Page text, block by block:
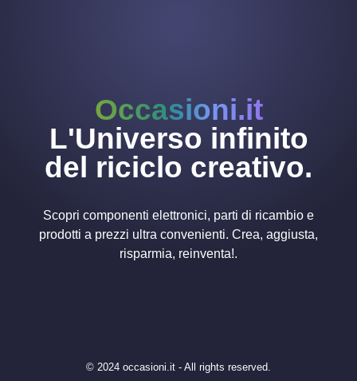
Occasioni.it
L'Universo infinito
del riciclo creativo.
Scopri componenti elettronici, parti di ricambio e
prodotti a prezzi ultra convenienti. Crea, aggiusta,
risparmia, reinventa!.
© 2024 occasioni.it - All rights reserved.